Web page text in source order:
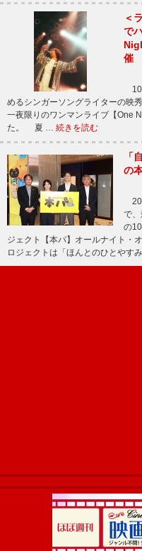
＜
で
催
10
めるシンガーソングライターの映
一夜限りのワンマンライブ【One
た。 夏 … 続きを読む
「
の
で
の
ジェクト【本パ】オールナイト
ロジェクトは「ほんとのひとやす